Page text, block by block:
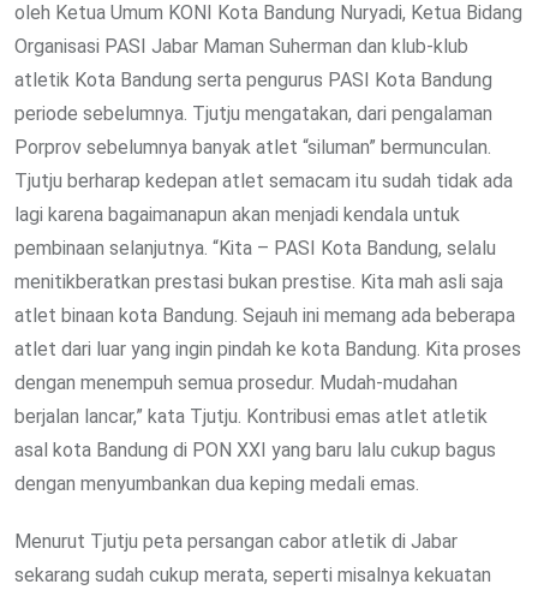
oleh Ketua Umum KONI Kota Bandung Nuryadi, Ketua Bidang
Organisasi PASI Jabar Maman Suherman dan klub-klub
atletik Kota Bandung serta pengurus PASI Kota Bandung
periode sebelumnya. Tjutju mengatakan, dari pengalaman
Porprov sebelumnya banyak atlet “siluman” bermunculan.
Tjutju berharap kedepan atlet semacam itu sudah tidak ada
lagi karena bagaimanapun akan menjadi kendala untuk
pembinaan selanjutnya. “Kita – PASI Kota Bandung, selalu
menitikberatkan prestasi bukan prestise. Kita mah asli saja
atlet binaan kota Bandung. Sejauh ini memang ada beberapa
atlet dari luar yang ingin pindah ke kota Bandung. Kita proses
dengan menempuh semua prosedur. Mudah-mudahan
berjalan lancar,” kata Tjutju. Kontribusi emas atlet atletik
asal kota Bandung di PON XXI yang baru lalu cukup bagus
dengan menyumbankan dua keping medali emas.
Menurut Tjutju peta persangan cabor atletik di Jabar
sekarang sudah cukup merata, seperti misalnya kekuatan